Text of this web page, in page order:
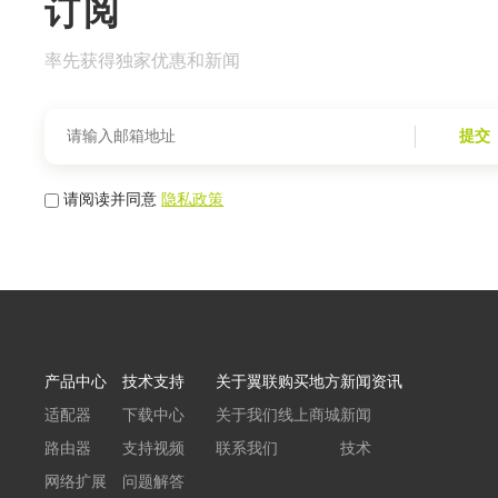
订阅
率先获得独家优惠和新闻
提交
请阅读并同意隐私政策
产品中心
适配器
路由器
网络扩展
技术支持
下载中心
支持视频
问题解答
关于翼联
关于我们
联系我们
购买地方
线上商城
新闻资讯
新闻
技术